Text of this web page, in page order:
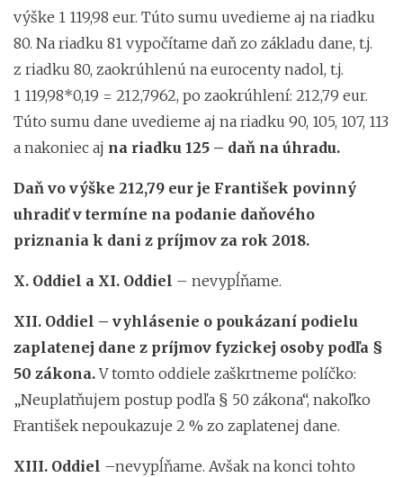
výške 1 119,98 eur. Túto sumu uvedieme aj na riadku
80. Na riadku 81 vypočítame daň zo základu dane, t.j.
z riadku 80, zaokrúhlenú na eurocenty nadol, t.j.
1 119,98*0,19 = 212,7962, po zaokrúhlení: 212,79 eur.
Túto sumu dane uvedieme aj na riadku 90, 105, 107, 113
a nakoniec aj na riadku 125 – daň na úhradu.
Daň vo výške 212,79 eur je František povinný
uhradiť v termíne na podanie daňového
priznania k dani z príjmov za rok 2018.
X. Oddiel a XI. Oddiel – nevypĺňame.
XII. Oddiel – vyhlásenie o poukázaní podielu
zaplatenej dane z príjmov fyzickej osoby podľa §
50 zákona.V tomto oddiele zaškrtneme políčko:
„Neuplatňujem postup podľa § 50 zákona“, nakoľko
František nepoukazuje 2 % zo zaplatenej dane.
XIII. Oddiel –nevypĺňame. Avšak na konci tohto